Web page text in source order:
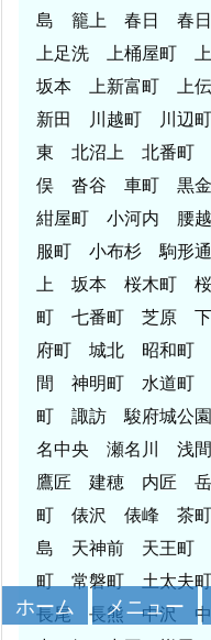
島 籠上 春日 春
上足洗 上桶屋町
坂本 上新富町 上
新田 川越町 川辺
東 北沼上 北番町
俣 沓谷 車町 黒
紺屋町 小河内 腰
服町 小布杉 駒形
上 坂本 桜木町
町 七番町 芝原
府町 城北 昭和町
間 神明町 水道町
町 諏訪 駿府城公
名中央 瀬名川 浅
鷹匠 建穂 内匠
町 俵沢 俵峰 茶
島 天神前 天王町
町 常磐町 土太
長尾 長熊 中沢
ホーム メニュー